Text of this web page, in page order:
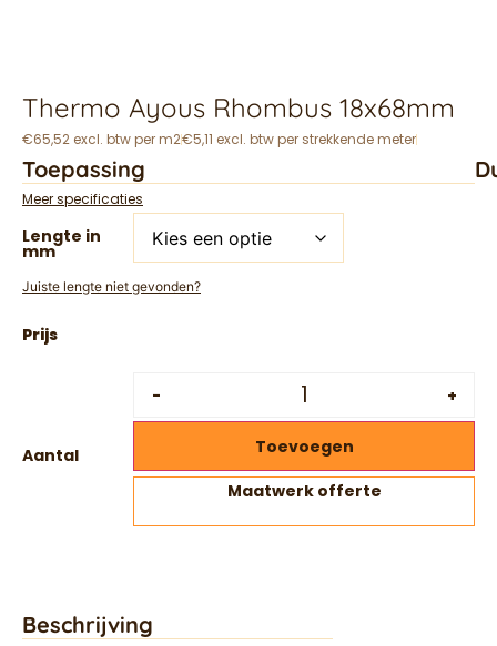
Thermo Ayous Rhombus 18x68mm
€65,52 excl. btw per m2€5,11 excl. btw per strekkende meter
Toepassing
Meer specificaties
Lengte in
mm
Juiste lengte niet gevonden?
Aantal
- +
Toevoegen
Maatwerk offerte
Beschrijving